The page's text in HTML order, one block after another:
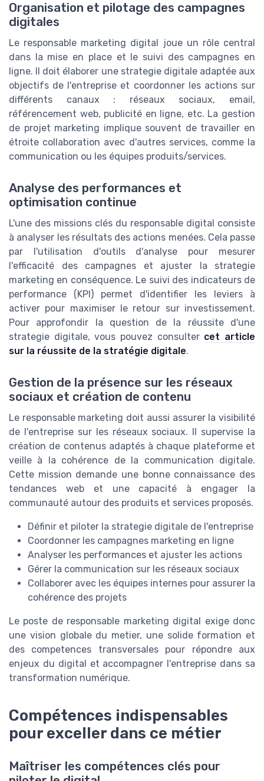
Organisation et pilotage des campagnes
digitales
Le responsable marketing digital joue un rôle central
dans la mise en place et le suivi des campagnes en
ligne. Il doit élaborer une strategie digitale adaptée aux
objectifs de l'entreprise et coordonner les actions sur
différents canaux : réseaux sociaux, email,
référencement web, publicité en ligne, etc. La gestion
de projet marketing implique souvent de travailler en
étroite collaboration avec d'autres services, comme la
communication ou les équipes produits/services.
Analyse des performances et
optimisation continue
L'une des missions clés du responsable digital consiste
à analyser les résultats des actions menées. Cela passe
par l'utilisation d'outils d'analyse pour mesurer
l'efficacité des campagnes et ajuster la strategie
marketing en conséquence. Le suivi des indicateurs de
performance (KPI) permet d'identifier les leviers à
activer pour maximiser le retour sur investissement.
Pour approfondir la question de la réussite d'une
strategie digitale, vous pouvez consulter cet article
sur la réussite de la stratégie digitale.
Gestion de la présence sur les réseaux
sociaux et création de contenu
Le responsable marketing doit aussi assurer la visibilité
de l'entreprise sur les réseaux sociaux. Il supervise la
création de contenus adaptés à chaque plateforme et
veille à la cohérence de la communication digitale.
Cette mission demande une bonne connaissance des
tendances web et une capacité à engager la
communauté autour des produits et services proposés.
Définir et piloter la strategie digitale de l'entreprise
Coordonner les campagnes marketing en ligne
Analyser les performances et ajuster les actions
Gérer la communication sur les réseaux sociaux
Collaborer avec les équipes internes pour assurer la
cohérence des projets
Le poste de responsable marketing digital exige donc
une vision globale du metier, une solide formation et
des competences transversales pour répondre aux
enjeux du digital et accompagner l'entreprise dans sa
transformation numérique.
Compétences indispensables
pour exceller dans ce métier
Maîtriser les compétences clés pour